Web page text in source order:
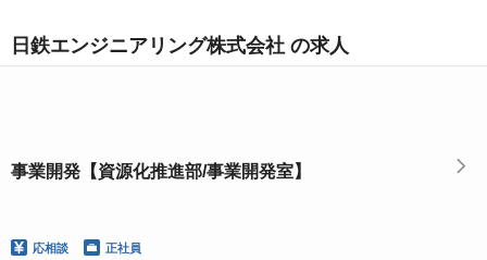
日鉄エンジニアリング株式会社 の求人
事業開発【資源化推進部/事業開発室】
応相談 正社員